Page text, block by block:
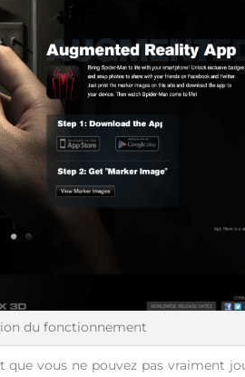
du fonctionnement
vous ne pouvez pas vraiment